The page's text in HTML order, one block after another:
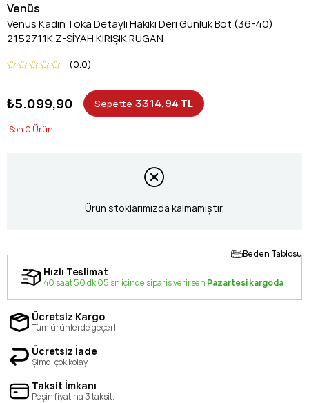
Venüs
Venüs Kadın Toka Detaylı Hakiki Deri Günlük Bot (36-40)
2152711K Z-SİYAH KIRIŞIK RUGAN
0.0
₺5.099,90 Sepette 3314,94 TL
0
Ürün stoklarımızda kalmamıştır.
Beden Tablosu
Hızlı Teslimat
40 saat 50 dk 05 sn içinde sipariş verirsen Pazartesi kargoda
Ücretsiz Kargo
Tüm ürünlerde geçerli.
Ücretsiz İade
Şimdi çok kolay.
Taksit İmkanı
Peşin fiyatına 3 taksit.